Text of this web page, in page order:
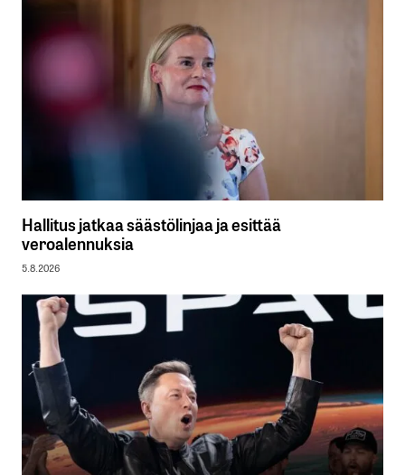
Hallitus jatkaa säästölinjaa ja esittää
veroalennuksia
5.8.2026